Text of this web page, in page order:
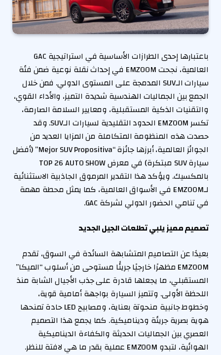
باعتبارها إحدى الطرازات الأساسية في استراتيجية GAC
العالمية، نجحت EMZOOM في إحداث نقلة نوعية ضمن فئة
سيارات الـSUV المدمجة على المستوى الدولي. فمن خلال
الجمع بين الجماليات الهندسية شديدة التميز، والأداء القوي،
والتقنيات الذكية المستقبلية، ومعايير السلامة الصارمة،
تكسر EMZOOM الحدود التقليدية لسيارات الـSUV. وقد
حصدت هذه المنظومة المتكاملة من المزايا العديد من
الجوائز العالمية، أبرزها جائزة “Mejor SUV Propositiva” (أفضل
سيارة SUV مبتكرة) في معرض TOP 26 AUTO SHOW
بالمكسيك. ويؤكد هذا التقدير المرموق الجاذبية الاستثنائية
لـEMZOOM في الأسواق العالمية، كما يمثل محطة مهمة
في تنامي الحضور الدولي لشركة GAC.
تصميم مميز يلبي تطلعات الجيل الجديد
بعيدًا عن التصاميم المتشابهة السائدة في السوق، تقدم
EMZOOM مظهرًا خارجيًا جريئًا مستوحى من أسلوب “الميكا”
المستقبلي، ما يجعلها قادرة على جذب الأجيال الشابة منذ
اللحظة الأولى. وتتميز السيارة بواجهة أمامية قوية،
وخطوط جانبية منحوتة بعناية، ومصابيح LED حادة تمنحها
هوية بصرية جريئة وديناميكية. كما يجمع هذا التصميم
العصري بين الجماليات الحديثة والكفاءة الديناميكية
الهوائية، لتبدو EMZOOM عملية بقدر ما هي لافتة للنظر.